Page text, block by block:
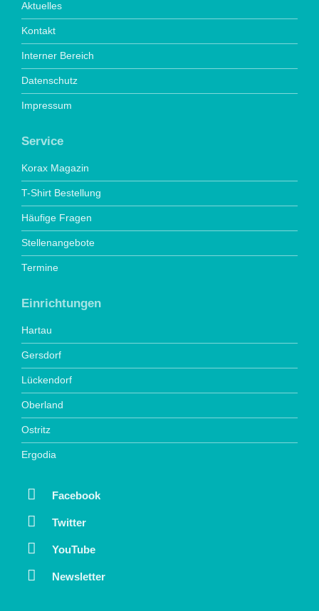
Aktuelles
Kontakt
Interner Bereich
Datenschutz
Impressum
Service
Korax Magazin
T-Shirt Bestellung
Häufige Fragen
Stellenangebote
Termine
Einrichtungen
Hartau
Gersdorf
Lückendorf
Oberland
Ostritz
Ergodia
Facebook
Twitter
YouTube
Newsletter